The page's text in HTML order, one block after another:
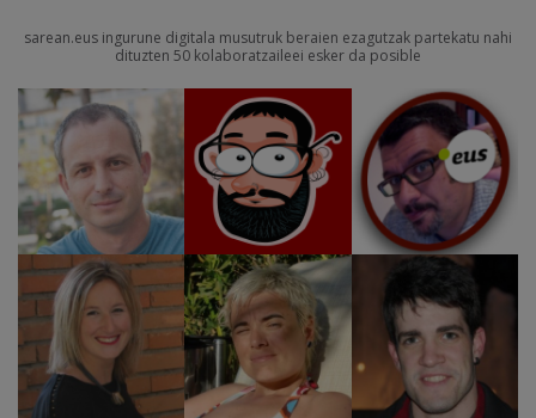
sarean.eus ingurune digitala musutruk beraien ezagutzak partekatu nahi
dituzten 50 kolaboratzaileei esker da posible